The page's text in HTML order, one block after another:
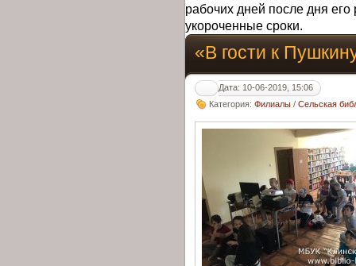
рабочих дней после дня
укороченные сроки.
«В гости к
Дата: 10-06-2019, 15:06
Категория: Филиалы / Сельская